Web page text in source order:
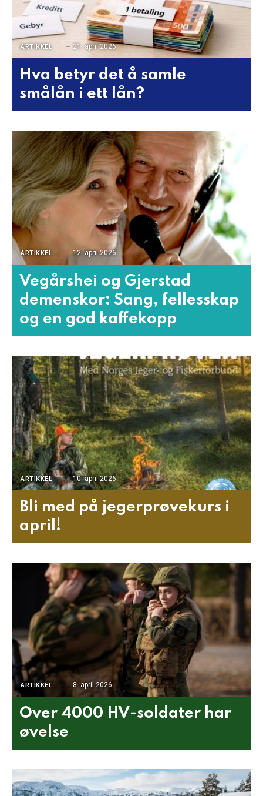
ARTIKKEL 21. april 2026
Hva betyr det å samle
smålån i ett lån?
ARTIKKEL 12. april 2026
Vegårshei og Gjerstad
demenskor: Sang, fellesskap
og en god kaffekopp
ARTIKKEL 10. april 2026
Bli med på jegerprøvekurs i
april!
ARTIKKEL 8. april 2026
Over 4000 HV-soldater har
øvelse